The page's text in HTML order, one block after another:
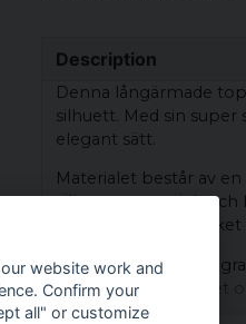
Description
Denna långärmade
silhuett. Med sin
elegant sätt.
Materialet består av
vilket ger en mjuk och
en viss elasticitet,
Toppens vikt är 190
balans mellan lätthet
mer avslappnade
website work and
Confirm your
all" or customize